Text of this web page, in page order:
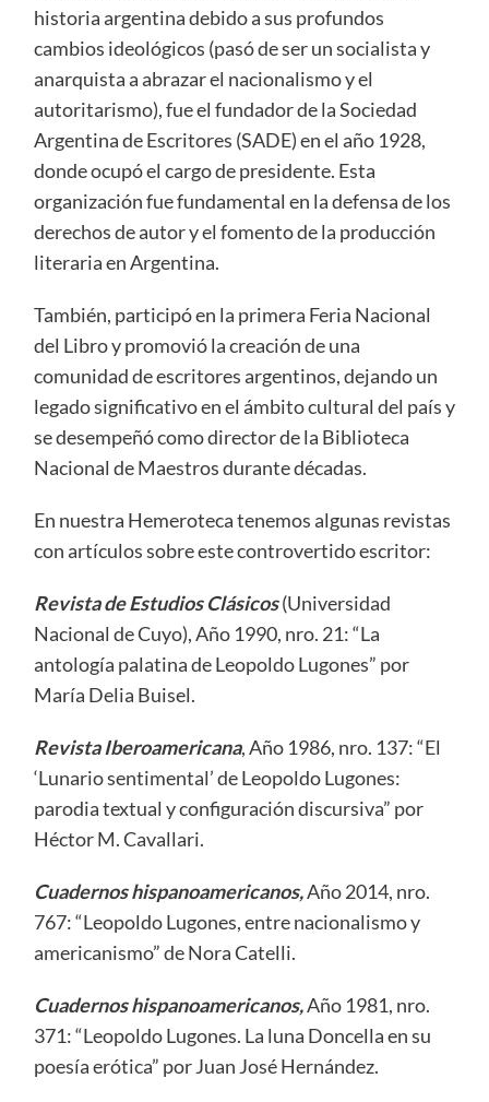
historia argentina debido a sus profundos
cambios ideológicos (pasó de ser un socialista y
anarquista a abrazar el nacionalismo y el
autoritarismo), fue el fundador de la Sociedad
Argentina de Escritores (SADE) en el año 1928,
donde ocupó el cargo de presidente. Esta
organización fue fundamental en la defensa de los
derechos de autor y el fomento de la producción
literaria en Argentina.
También, participó en la primera Feria Nacional
del Libro y promovió la creación de una
comunidad de escritores argentinos, dejando un
legado significativo en el ámbito cultural del país y
se desempeñó como director de la Biblioteca
Nacional de Maestros durante décadas.
En nuestra Hemeroteca tenemos algunas revistas
con artículos sobre este controvertido escritor:
Revista de Estudios Clásicos(Universidad
Nacional de Cuyo), Año 1990, nro. 21: “La
antología palatina de Leopoldo Lugones” por
María Delia Buisel.
Revista Iberoamericana, Año 1986, nro. 137: “El
‘Lunario sentimental’ de Leopoldo Lugones:
parodia textual y configuración discursiva” por
Héctor M. Cavallari.
Cuadernos hispanoamericanos,Año 2014, nro.
767: “Leopoldo Lugones, entre nacionalismo y
americanismo” de Nora Catelli.
Cuadernos hispanoamericanos,Año 1981, nro.
371: “Leopoldo Lugones. La luna Doncella en su
poesía erótica” por Juan José Hernández.